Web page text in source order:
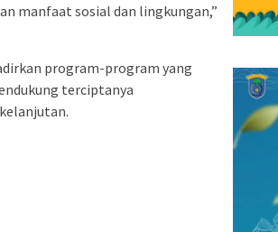
manfaat sosial dan lingkungan,”
program-program yang
terciptanya